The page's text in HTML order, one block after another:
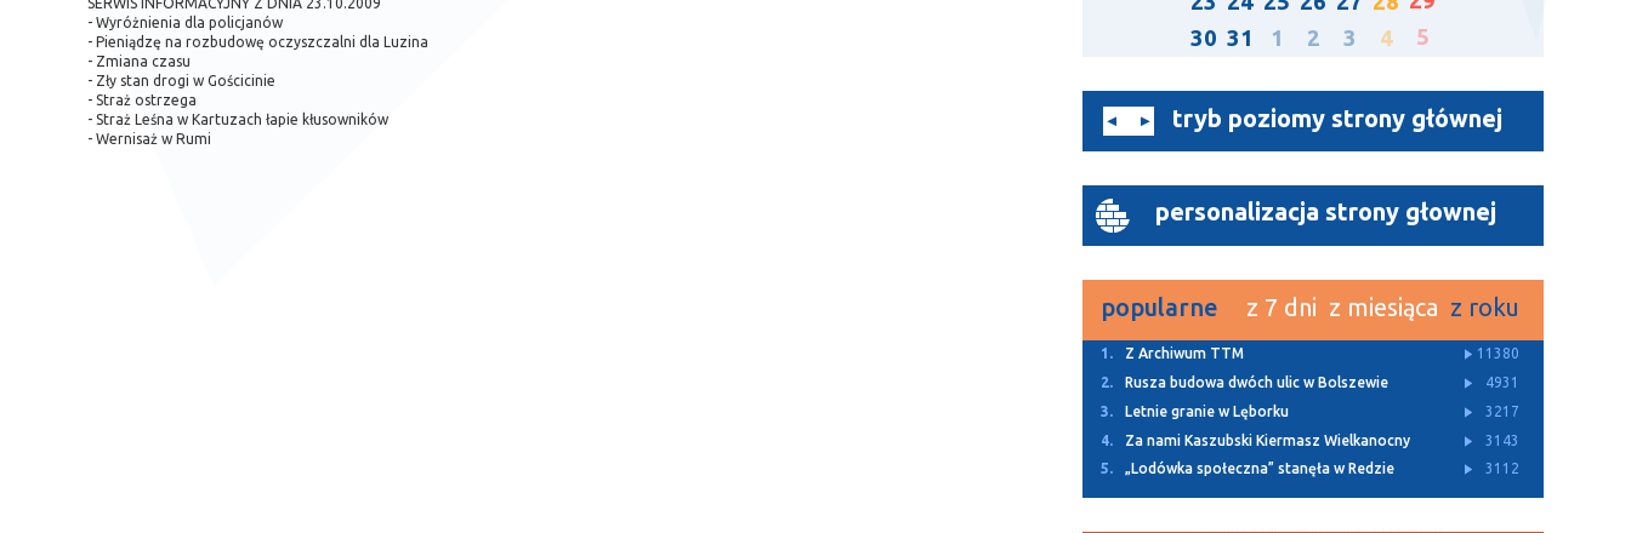
- Wyróżnienia dla policjanów
- Pieniądzę na rozbudowę oczyszczalni dla Luzina
- Zmiana czasu
- Zły stan drogi w Gościcinie
- Straż ostrzega
- Straż Leśna w Kartuzach łapie kłusowników
- Wernisaż w Rumi
30 31 1 2 3 4 5
tryb poziomy strony głównej
personalizacja strony głownej
popularne z 7 dni z miesiąca z roku
1. Z Archiwum TTM
11380
2.
Rusza budowa dwóch ulic w Bolszewie
4931
3.
Letnie granie w Lęborku
3217
4.
Za nami Kaszubski Kiermasz Wielkanocny
3143
5.
„Lodówka społeczna” stanęła w Redzie 3112